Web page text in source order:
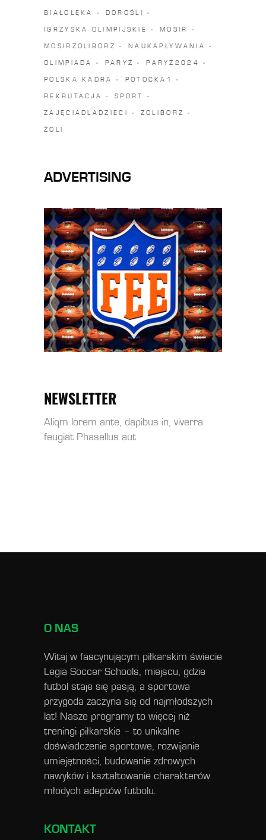
BIAŁOŁĘKA DOROŚLI
IGRZYSKA OLIMPIJSKIE MOSIR
MOSIRZOLIBORZ NAUKAPŁYWANIA
OLIMPIADA PARYŻ PARYŻ2024
POLSKA KADRA POTOCKA1
REKRUTACJA SPORT
ZAJĘCIADLADZIECI ŻOLIBORZ
ŻOLI
ADVERTISING
NEWSLETTER
Aliqm lorem ante, dapibus in, viverra
feugiat Phasellus aut.
O NAS
Witaj w fascynującym piłkarskim świecie
Legia Soccer Schools, miejscu, gdzie
futbol staje się pasją, a sportowa
przygoda zaczyna się od najmłodszych
lat! Nasze programy to więcej niż
treningi piłkarskie – to unikalne
doświadczenie sportowe, rozwijanie
umiejętności, budowanie zdrowych
nawyków i kształtowanie charakterów
młodych adeptów futbolu.
KONTAKT